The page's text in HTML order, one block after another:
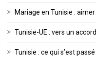
Mariage en Tunisie :
Tunisie-UE : vers un
Tunisie : ce qui s’est